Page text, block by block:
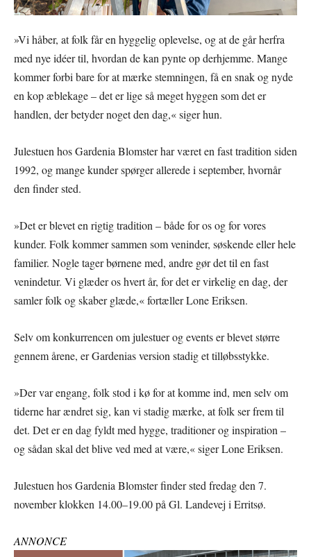
»Vi håber, at folk får en hyggelig oplevelse, og at de går herfra
med nye idéer til, hvordan de kan pynte op derhjemme. Mange
kommer forbi bare for at mærke stemningen, få en snak og nyde
en kop æblekage – det er lige så meget hyggen som det er
handlen, der betyder noget den dag,« siger hun.
Julestuen hos Gardenia Blomster har været en fast tradition siden
1992, og mange kunder spørger allerede i september, hvornår
den finder sted.
»Det er blevet en rigtig tradition – både for os og for vores
kunder. Folk kommer sammen som veninder, søskende eller hele
familier. Nogle tager børnene med, andre gør det til en fast
venindetur. Vi glæder os hvert år, for det er virkelig en dag, der
samler folk og skaber glæde,« fortæller Lone Eriksen.
Selv om konkurrencen om julestuer og events er blevet større
gennem årene, er Gardenias version stadig et tilløbsstykke.
»Der var engang, folk stod i kø for at komme ind, men selv om
tiderne har ændret sig, kan vi stadig mærke, at folk ser frem til
det. Det er en dag fyldt med hygge, traditioner og inspiration –
og sådan skal det blive ved med at være,« siger Lone Eriksen.
Julestuen hos Gardenia Blomster finder sted fredag den 7.
november klokken 14.00–19.00 på Gl. Landevej i Erritsø.
ANNONCE